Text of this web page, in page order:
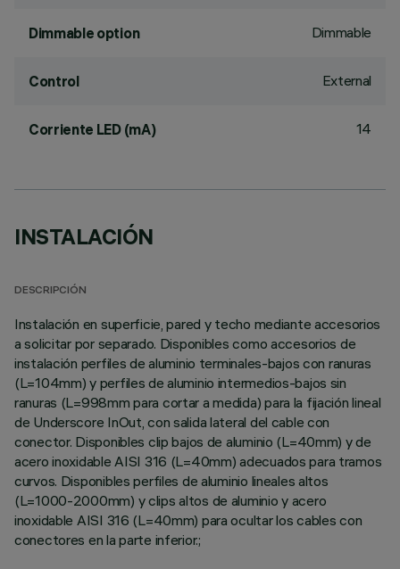
Dimmable option Dimmable
Control External
Corriente LED (mA) 14
INSTALACIÓN
DESCRIPCIÓN
Instalación en superficie, pared y techo mediante accesorios
a solicitar por separado. Disponibles como accesorios de
instalación perfiles de aluminio terminales-bajos con ranuras
(L=104mm) y perfiles de aluminio intermedios-bajos sin
ranuras (L=998mm para cortar a medida) para la fijación lineal
de Underscore InOut, con salida lateral del cable con
conector. Disponibles clip bajos de aluminio (L=40mm) y de
acero inoxidable AISI 316 (L=40mm) adecuados para tramos
curvos. Disponibles perfiles de aluminio lineales altos
(L=1000-2000mm) y clips altos de aluminio y acero
inoxidable AISI 316 (L=40mm) para ocultar los cables con
conectores en la parte inferior.;